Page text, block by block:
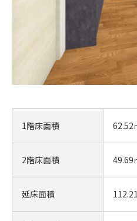
1階床面積 62.52
2階床面積 49.69
延床面積